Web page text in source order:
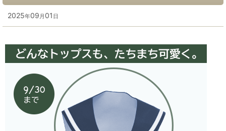
2025年09 月 01 日